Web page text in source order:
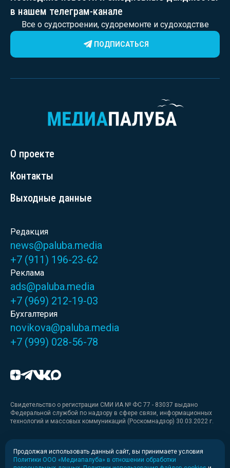
в нашем телеграм-канале
Все о судостроении, судоремонте и судоходстве
ПОДПИСАТЬСЯ
О проекте
Контакты
Выходные данные
Редакция
news@paluba.media
+7 (911) 196-23-62
Реклама
ads@paluba.media
+7 (969) 212-19-03
Бухгалтерия
novikova@paluba.media
+7 (999) 028-56-78
Свидетельство о регистрации СМИ ИА № ФС 77 - 83037 выдано
Федеральной службой по надзору в сфере связи, информационных
технологий и массовых коммуникаций (Роскомнадзор) 30.03.2022 г.
Медиакит
Медиакит для печати
Продолжая использовать данный сайт, вы принимаете условия
Политики ООО «Медиапалуба» в отношении обработки